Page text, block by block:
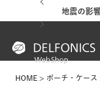
地震の影
HOME ポーチ・ケース